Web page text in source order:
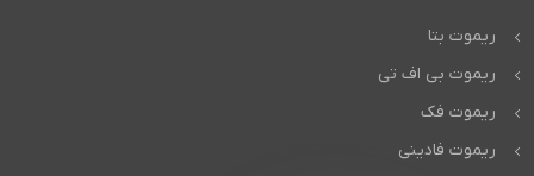
ریموت بتا
ریموت بی اف تی
ریموت فک
ریموت فادینی